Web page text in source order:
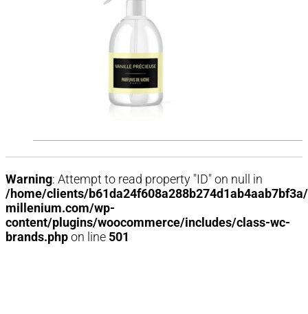
Warning: Attempt to read property "ID" on null in
/home/clients/
millenium.com/wp-
content/plugins/woocommerce/includes/class-wc-
brands.phpon line 501